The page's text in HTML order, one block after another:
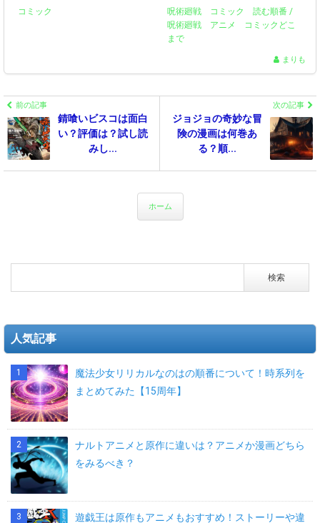
コミック 呪術廻戦 コミック 読む順番 /
呪術廻戦 アニメ コミックどこ
まで
まりも
前の記事
錆喰いビスコは面白
い？評価は？試し読
みし...
次の記事
ジョジョの奇妙な冒
険の漫画は何巻あ
る？順...
ホーム
人気記事
魔法少女リリカルなのはの順番について！時系列を
まとめてみた【15周年】
ナルトアニメと原作に違いは？アニメか漫画どちら
をみるべき？
遊戯王は原作もアニメもおすすめ！ストーリーや違